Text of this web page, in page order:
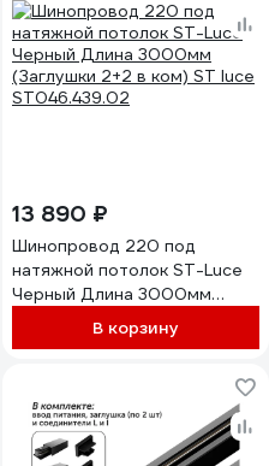
13 890 ₽
Шинопровод 220 под
натяжной потолок ST-Luce
Черный Длина 3000мм
(Заглушки 2+2 в ком) ST luce
В корзину